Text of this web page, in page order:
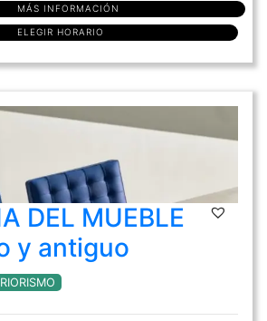
MÁS INFORMACIÓN
ELEGIR HORARIO
DEL MUEBLE
y antiguo